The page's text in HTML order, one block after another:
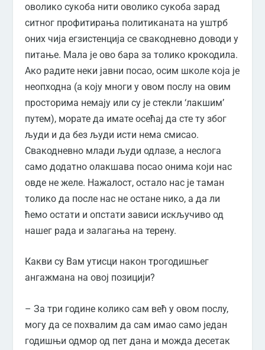
оволико сукоба нити оволико сукоба зарад
ситног профитирања политиканата на уштрб
оних чија егзистенција се свакодневно доводи у
питање. Мала је ово бара за толико крокодила.
Ако радите неки јавни посао, осим школе која је
неопходна (а коју многи у овом послу на овим
просторима немају или су је стекли ‘лакшим’
путем), морате да имате осећај да сте ту због
људи и да без људи исти нема смисао.
Свакодневно млади људи одлазе, а неслога
само додатно олакшава посао онима који нас
овде не желе. Нажалост, остало нас је таман
толико да после нас не остане нико, а да ли
ћемо остати и опстати зависи искључиво од
нашег рада и залагања на терену.
Какви су Вам утисци након трогодишњег
ангажмана на овој позицији?
– За три године колико сам већ у овом послу,
могу да се похвалим да сам имао само један
годишњи одмор од пет дана и можда десетак